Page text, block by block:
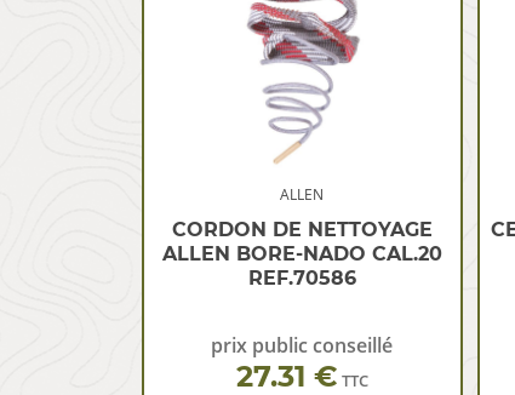
ALLEN
CORDON DE NETTOYAGE
ALLEN BORE-NADO CAL.20
REF.70586
prix public conseillé
27.31 € TTC